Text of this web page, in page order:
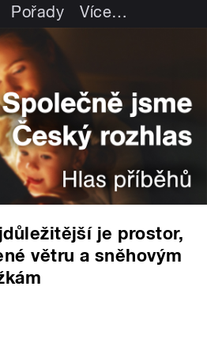
Pořady Více…
je prostor,
větru a sněhovým